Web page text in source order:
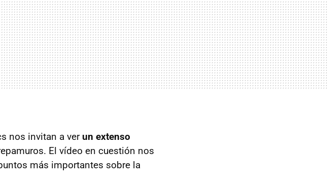
nos invitan a ver un extenso
El vídeo en cuestión nos
más importantes sobre la